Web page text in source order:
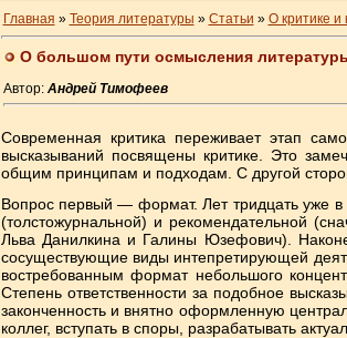
Главная » Теория литературы » Статьи » О критике и
О большом пути осмысления
Автор: Андрей Тимофеев
Современная критика переживает этап
высказываний посвящены критике. Это
общим принципам и подходам. С другой
Вопрос первый — формат. Лет тридцать уже в
(толстожурнальной) и рекомендательной
Льва Данилкина и Галины Юзефович).
сосуществующие виды интепретирующей
востребованным формат небольшого
Степень ответственности за подобное
законченность и внятно оформленную
коллег, вступать в споры, разрабатывать